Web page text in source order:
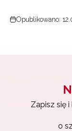
Opublikowano:
Zapisz się
o